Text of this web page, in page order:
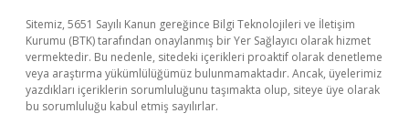
Sitemiz, 5651 Sayılı Kanun gereğince Bilgi Teknolojileri ve İletişim
Kurumu (BTK) tarafından onaylanmış bir Yer Sağlayıcı olarak hizmet
vermektedir. Bu nedenle, sitedeki içerikleri proaktif olarak denetleme
veya araştırma yükümlülüğümüz bulunmamaktadır. Ancak, üyelerimiz
yazdıkları içeriklerin sorumluluğunu taşımakta olup, siteye üye olarak
bu sorumluluğu kabul etmiş sayılırlar.